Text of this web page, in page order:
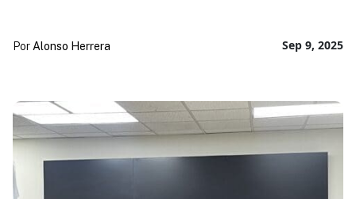
Sep 9, 2025
Por Alonso Herrera